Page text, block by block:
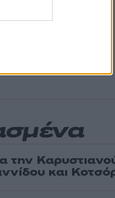
την
και